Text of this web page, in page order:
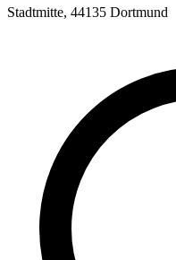
Stadtmitte, 44135 Dortmund